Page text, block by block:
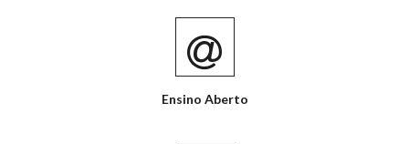
Ensino Aberto